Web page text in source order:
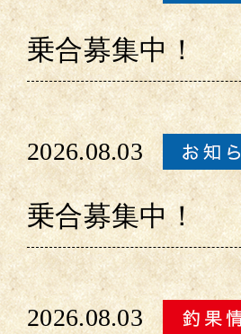
乗合募集中！
2026.08.03
乗合募集中！
2026.08.03